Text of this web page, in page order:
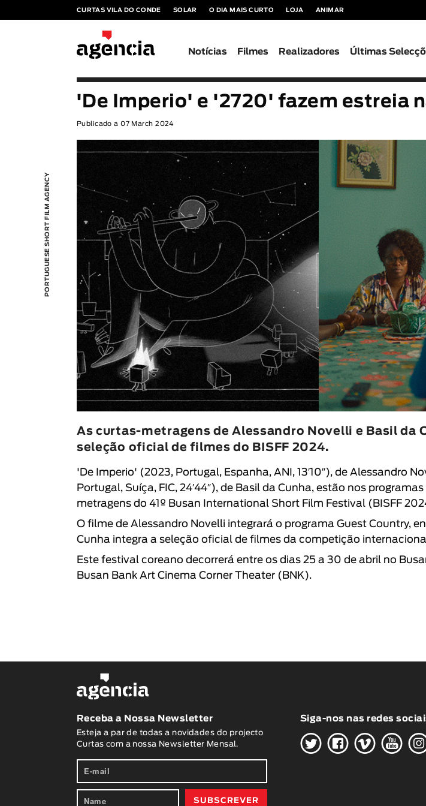
CURTAS VILA DO CONDE SOLAR O DIA MAIS CURTO LOJA ANIMAR
Notícias Filmes Realizadores Últimas
PORTUGUESE SHORT FILM AGENCY
'De Imperio' e '2720' fazem estreia
Publicado a 07 March 2024
As curtas-metragens de Alessandro Novelli e Basil da
seleção oficial de filmes do BISFF 2024.
'De Imperio' (2023, Portugal, Espanha, ANI, 13′10″), de Alessandro
Portugal, Suíça, FIC, 24′44″), de Basil da Cunha, estão nos
metragens do 41º Busan International Short Film Festival (BISFF
O filme de Alessandro Novelli integrará o programa Guest Country,
Cunha integra a seleção oficial de filmes da competição
Este festival coreano decorrerá entre os dias 25 a 30 de abril no
Busan Bank Art Cinema Corner Theater (BNK).
Receba a Nossa Newsletter
Esteja a par de todas a novidades do projecto
Curtas com a nossa Newsletter Mensal.
Siga-nos nas redes
HGWO